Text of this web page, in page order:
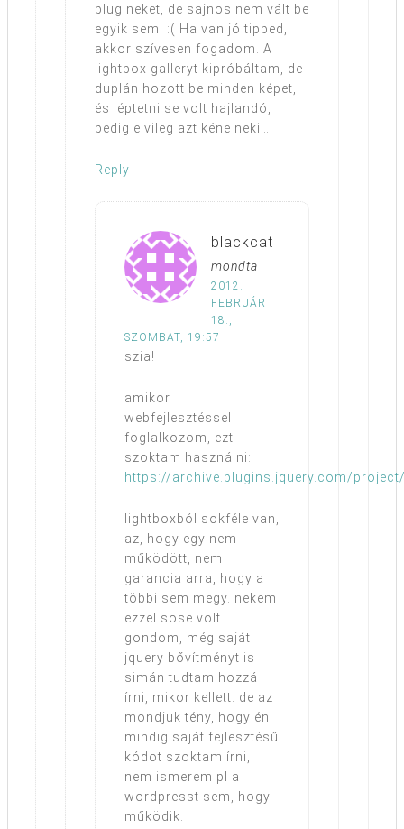
plugineket, de sajnos nem vált be
egyik sem. :( Ha van jó tipped,
akkor szívesen fogadom. A
lightbox galleryt kipróbáltam, de
duplán hozott be minden képet,
és léptetni se volt hajlandó,
pedig elvileg azt kéne neki…
Reply
blackcat
mondta
2012.
FEBRUÁR
18.,
SZOMBAT, 19:57
szia!
amikor
webfejlesztéssel
foglalkozom, ezt
szoktam használni:
https://archive.plugins.jquery.com/
lightboxból sokféle van,
az, hogy egy nem
működött, nem
garancia arra, hogy a
többi sem megy. nekem
ezzel sose volt
gondom, még saját
jquery bővítményt is
simán tudtam hozzá
írni, mikor kellett. de az
mondjuk tény, hogy én
mindig saját fejlesztésű
kódot szoktam írni,
nem ismerem pl a
wordpresst sem, hogy
működik.